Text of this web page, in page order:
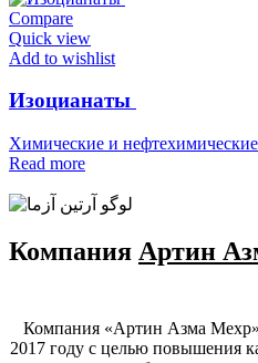
Compare
Quick view
Add to wishlist
Изоцианаты
Химические и
Read more
Компания Артин
Компания «Артин Азма Мехр»
2017 году с целью повышения